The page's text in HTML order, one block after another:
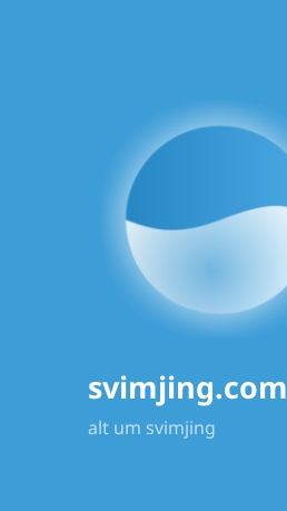
svimjing.com
alt um svimjing